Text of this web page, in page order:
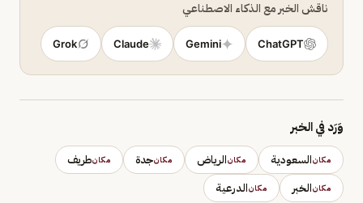
ناقش الخبر مع الذكاء الاصطناعي
ChatGPT
Gemini
Claude
Grok
وَرَد في الخبر
مكانالسعودية مكانالرياض مكانجدة مكانطريف
مكانالخبر مكانالدرعية